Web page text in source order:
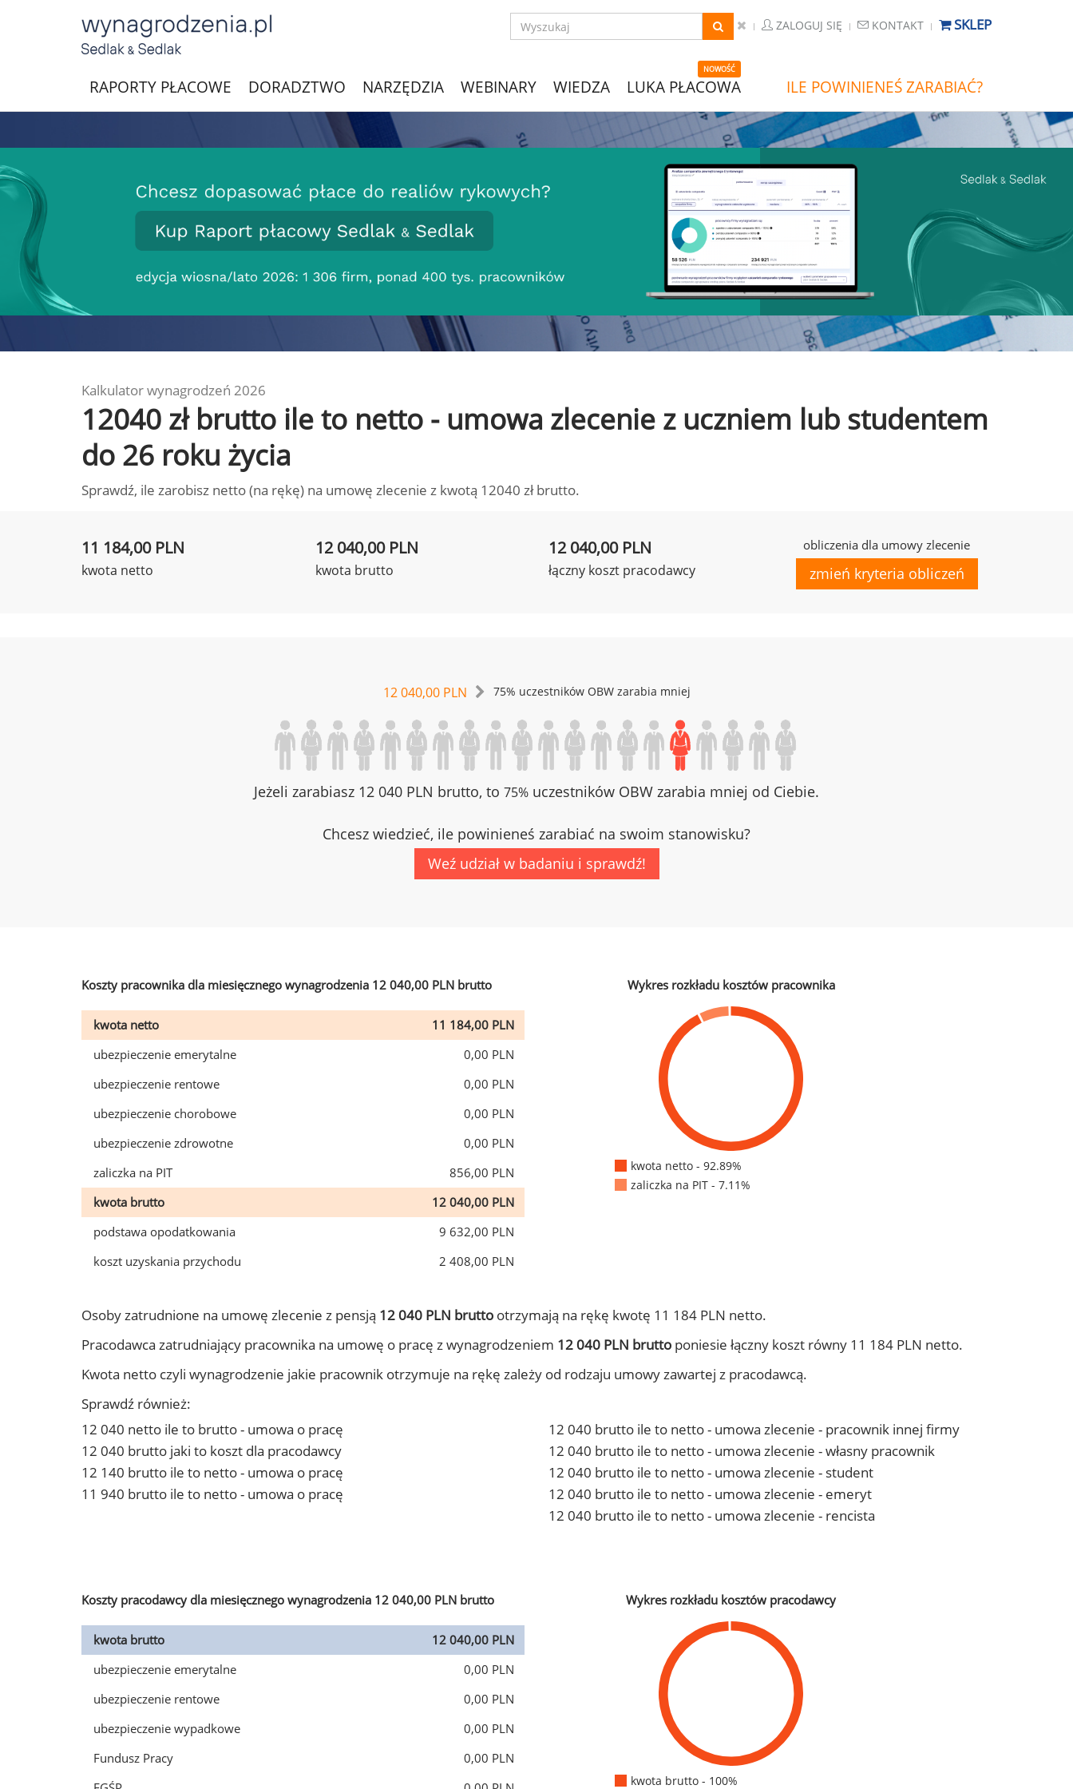
ZALOGUJ SIĘ KONTAKT SKLEP
RAPORTY PŁACOWE DORADZTWO NARZĘDZIA WEBINARY WIEDZA
NOWOŚĆ
LUKA PŁACOWA ILE POWINIENEŚ ZARABIAĆ?
Kalkulator wynagrodzeń 2026
12040 zł brutto ile to netto - umowa zlecenie z uczniem lub studentem
do 26 roku życia
Sprawdź, ile zarobisz netto (na rękę) na umowę zlecenie z kwotą 12040 zł brutto.
11 184,00 PLN
kwota netto
12 040,00 PLN
kwota brutto
12 040,00 PLN
łączny koszt pracodawcy
obliczenia dla umowy zlecenie
zmień kryteria obliczeń
12 040,00 PLN 75% uczestników OBW zarabia mniej
Jeżeli zarabiasz 12 040 PLN brutto, to 75% uczestników OBW zarabia mniej od Ciebie.
Chcesz wiedzieć, ile powinieneś zarabiać na swoim stanowisku?
Weź udział w badaniu i sprawdź!
Koszty pracownika dla miesięcznego wynagrodzenia 12 040,00 PLN brutto
kwota netto
11 184,00 PLN
ubezpieczenie emerytalne
0,00 PLN
ubezpieczenie rentowe
0,00 PLN
ubezpieczenie chorobowe
0,00 PLN
ubezpieczenie zdrowotne
0,00 PLN
zaliczka na PIT
856,00 PLN
kwota brutto
12 040,00 PLN
podstawa opodatkowania
9 632,00 PLN
koszt uzyskania przychodu
2 408,00 PLN
Wykres rozkładu kosztów pracownika
kwota netto - 92.89%
zaliczka na PIT - 7.11%
Osoby zatrudnione na umowę zlecenie z pensją 12 040 PLN brutto otrzymają na rękę kwotę 11 184 PLN netto.
Pracodawca zatrudniający pracownika na umowę o pracę z wynagrodzeniem 12 040 PLN brutto poniesie łączny koszt równy 11 184 PLN netto.
Kwota netto czyli wynagrodzenie jakie pracownik otrzymuje na rękę zależy od rodzaju umowy zawartej z pracodawcą.
Sprawdź również:
12 040 netto ile to brutto - umowa o pracę
12 040 brutto jaki to koszt dla pracodawcy
12 140 brutto ile to netto - umowa o pracę
11 940 brutto ile to netto - umowa o pracę
12 040 brutto ile to netto - umowa zlecenie - pracownik innej firmy
12 040 brutto ile to netto - umowa zlecenie - własny pracownik
12 040 brutto ile to netto - umowa zlecenie - student
12 040 brutto ile to netto - umowa zlecenie - emeryt
12 040 brutto ile to netto - umowa zlecenie - rencista
Koszty pracodawcy dla miesięcznego wynagrodzenia 12 040,00 PLN brutto
kwota brutto
12 040,00 PLN
ubezpieczenie emerytalne
0,00 PLN
ubezpieczenie rentowe
0,00 PLN
ubezpieczenie wypadkowe
0,00 PLN
Fundusz Pracy
0,00 PLN
Wykres rozkładu kosztów pracodawcy
kwota brutto - 100%